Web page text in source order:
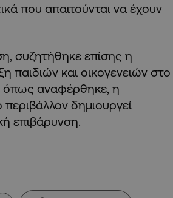
που απαιτούνται να έχουν
συζητήθηκε επίσης η
παιδιών και οικογενειών στο
όπως αναφέρθηκε, η
δημιουργεί
επιβάρυνση.